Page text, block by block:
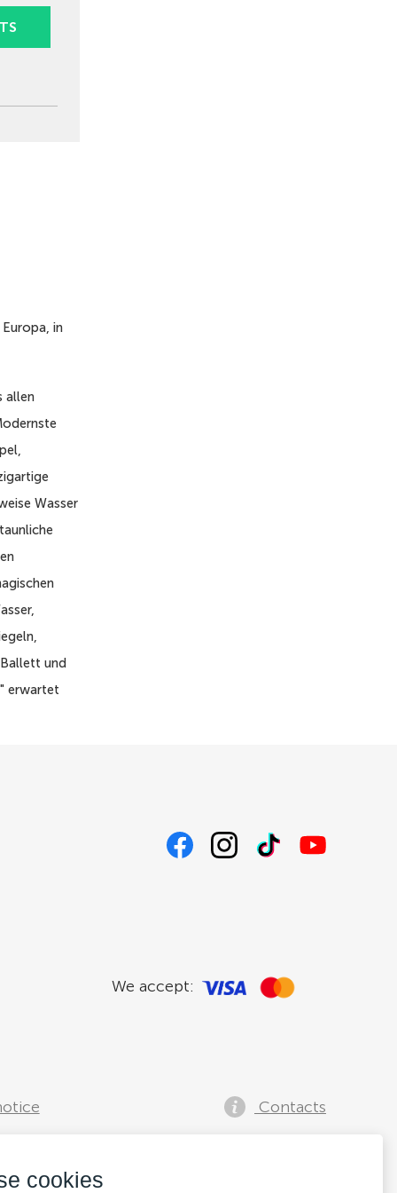
in
allen
Wasser
und
erwartet
We accept:
Contacts
cookies